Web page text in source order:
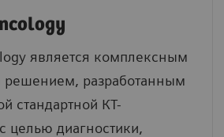
является комплексным
разработанным
стандартной КТ-
целью диагностики,